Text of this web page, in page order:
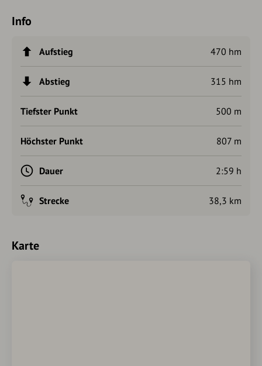
bis zum Badesee und fahren Sie ein kleines Stück bergauf
den Römerhof am Fuße Ackerl- und Maukspitze und des
Horn immer im Blick.
Info
Aufstieg 470 hm
Abstieg 315 hm
Tiefster Punkt 500 m
Höchster Punkt 807 m
Dauer 2:59 h
Strecke 38,3 km
Karte